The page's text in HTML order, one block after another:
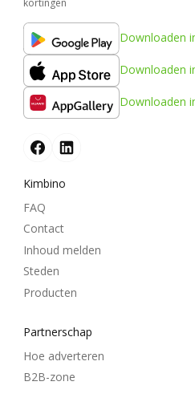
Downloaden
Downloaden
Downloaden
Kimbino
FAQ
Contact
Inhoud melden
Steden
Producten
Partnerschap
Hoe adverteren
B2B-zone